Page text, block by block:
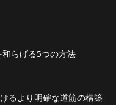
らげる5つの方法
るより明確な道筋の構築